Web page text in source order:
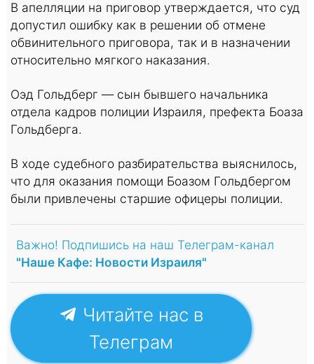
В апелляции на приговор утверждается, что суд
допустил ошибку как в решении об отмене
обвинительного приговора, так и в назначении
относительно мягкого наказания.
Оэд Гольдберг — сын бывшего начальника
отдела кадров полиции Израиля, префекта Боаза
Гольдберга.
В ходе судебного разбирательства выяснилось,
что для оказания помощи Боазом Гольдбергом
были привлечены старшие офицеры полиции.
Важно! Подпишись на наш Телеграм-канал
"Наше Кафе: Новости Израиля"
Читайте нас в
Телеграм